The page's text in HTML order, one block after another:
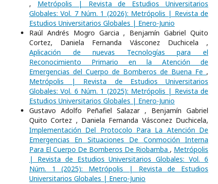
, Metrópolis | Revista de Estudios Universitarios
Globales: Vol. 7 Núm. 1 (2026): Metrópolis | Revista de
Estudios Universitarios Globales | Enero-Junio
Raúl Andrés Mogro Garcia , Benjamín Gabriel Quito
Cortez, Daniela Fernanda Vásconez Duchicela ,
Aplicación de nuevas Tecnologías para el
Reconocimiento Primario en la Atención de
Emergencias del Cuerpo de Bomberos de Buena Fe ,
Metrópolis | Revista de Estudios Universitarios
Globales: Vol. 6 Núm. 1 (2025): Metrópolis | Revista de
Estudios Universitarios Globales | Enero-Junio
Gustavo Adolfo Peñafiel Salazar , Benjamín Gabriel
Quito Cortez , Daniela Fernanda Vásconez Duchicela,
Implementación Del Protocolo Para La Atención De
Emergencias En Situaciones De Conmoción Interna
Para El Cuerpo De Bomberos De Riobamba , Metrópolis
| Revista de Estudios Universitarios Globales: Vol. 6
Núm. 1 (2025): Metrópolis | Revista de Estudios
Universitarios Globales | Enero-Junio